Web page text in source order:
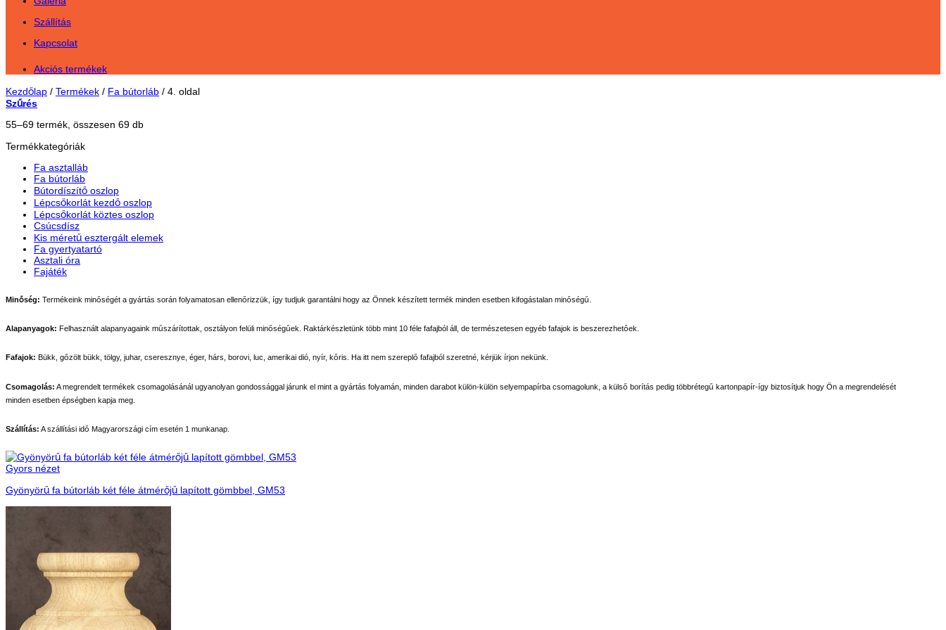
Szállítás
Kapcsolat
Akciós termékek
Kezdőlap / Termékek / Fa bútorláb / 4. oldal
Szűrés
55–69 termék, összesen 69 db
Termékkategóriák
Fa asztalláb
Fa bútorláb
Bútordíszítő oszlop
Lépcsőkorlát kezdő oszlop
Lépcsőkorlát köztes oszlop
Csúcsdísz
Kis méretű esztergált elemek
Fa gyertyatartó
Asztali óra
Fajáték
Minőség: Termékeink minőségét a gyártás során folyamatosan ellenőrizzük, így tudjuk garantálni hogy az Önnek készített termék minden esetben kifogástalan minőségű.
Alapanyagok: Felhasznált alapanyagaink műszárítottak, osztályon felüli minőségűek. Raktárkészletünk több mint 10 féle fafajból áll, de természetesen egyéb fafajok is beszerezhetőek.
Fafajok: Bükk, gőzölt bükk, tölgy, juhar, cseresznye, éger, hárs, borovi, luc, amerikai dió, nyír, kőris. Ha itt nem szereplő fafajból szeretné, kérjük írjon nekünk.
Csomagolás: A megrendelt termékek csomagolásánál ugyanolyan gondossággal járunk el mint a gyártás folyamán, minden darabot külön-külön selyempapírba csomagolunk, a külső borítás pedig többrétegű kartonpapír-így biztosítjuk hogy Ön a megrendelését
minden esetben épségben kapja meg.
Szállítás: A szállítási idő Magyarországi cím esetén 1 munkanap.
Gyors nézet
Gyönyörű fa bútorláb két féle átmérőjű lapított gömbbel, GM53